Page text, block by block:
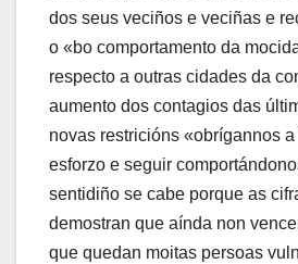
dos seus veciños e veciñas e
o «bo comportamento da
respecto a outras cidades da
aumento dos contagios das
novas restricións «obrígannos
esforzo e seguir
sentidiño se cabe porque as
demostran que aínda non
que quedan moitas persoas